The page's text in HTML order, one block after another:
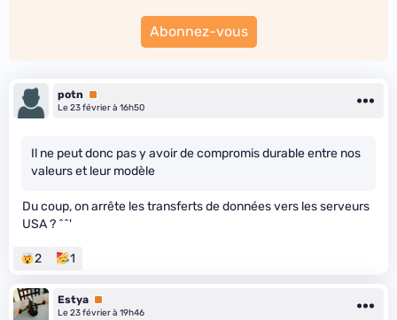
Abonnez-vous
potn
Premium
Le 23 février à 16h50
Il ne peut donc pas y avoir de compromis durable entre nos
valeurs et leur modèle
Du coup, on arrête les transferts de données vers les serveurs
USA ? ^^'
2 1
Estya Premium
Le 23 février à 19h46